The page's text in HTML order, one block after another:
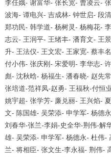
李任娥- 谢富华- 张长宽- 曹凌云-
波海- 谭电兴- 吉成林- 钟世启- 段
郑功民- 韩学道- 杨树灵- 杨梅花-
志云- 王润平- 王绪丰- 潘育文- 王
升- 王法仪- 王文宏- 王家宽- 蔡丰名
付小伟- 张庆刚- 宋爱明- 李华志-
彪- 沈秋晗- 杨福生- 潘春晓- 赵先常
张培道-范祥凤-赵勇- 王福秋-付恒
姚宇超- 张学芳- 廉兑丽- 王兴焰-
文- 陈国雄- 吴荣添- 申学军- 杨德永
刘春华-张兰-李娟-史全华-荆伟-解
雄- 吴荣添- 申学军- 杨德永- 杜伟-
兰- 将相臣- 张文生-李永福- 荆伟-